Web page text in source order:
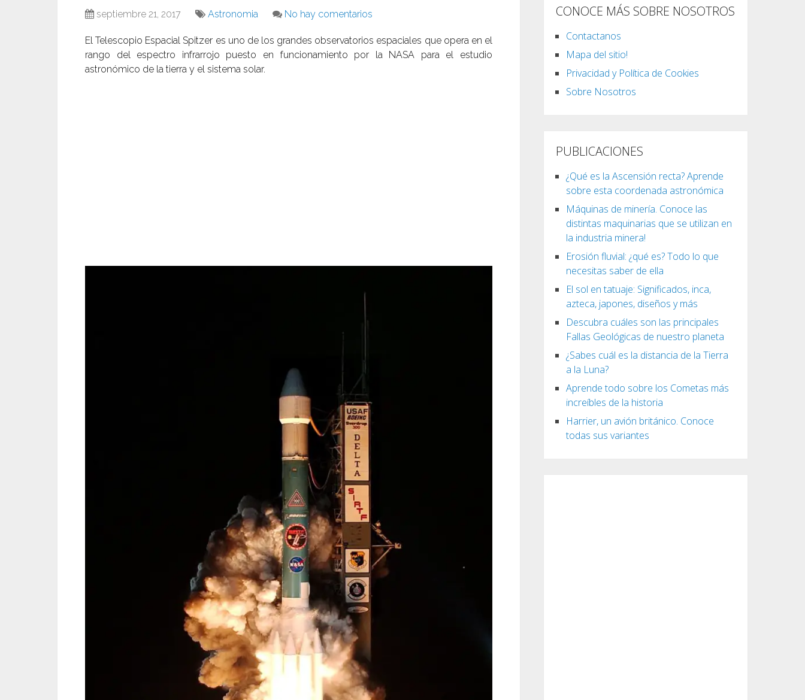
septiembre 21, 2017 Astronomia No hay comentarios
El Telescopio Espacial Spitzer es uno de los grandes observatorios espaciales que opera en el
rango del espectro infrarrojo puesto en funcionamiento por la NASA para el estudio
astronómico de la tierra y el sistema solar.
CONOCE MÁS SOBRE NOSOTROS
Contactanos
Mapa del sitio!
Privacidad y Política de Cookies
Sobre Nosotros
PUBLICACIONES
¿Qué es la Ascensión recta? Aprende
sobre esta coordenada astronómica
Máquinas de minería. Conoce las
distintas maquinarias que se utilizan en
la industria minera!
Erosión fluvial: ¿qué es? Todo lo que
necesitas saber de ella
El sol en tatuaje: Significados, inca,
azteca, japones, diseños y más
Descubra cuáles son las principales
Fallas Geológicas de nuestro planeta
¿Sabes cuál es la distancia de la Tierra
a la Luna?
Aprende todo sobre los Cometas más
increíbles de la historia
Harrier, un avión británico. Conoce
todas sus variantes